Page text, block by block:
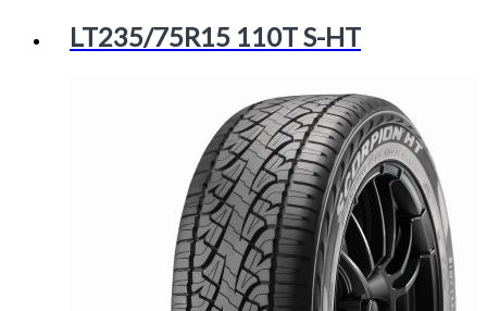
LT235/75R15 110T S-HT